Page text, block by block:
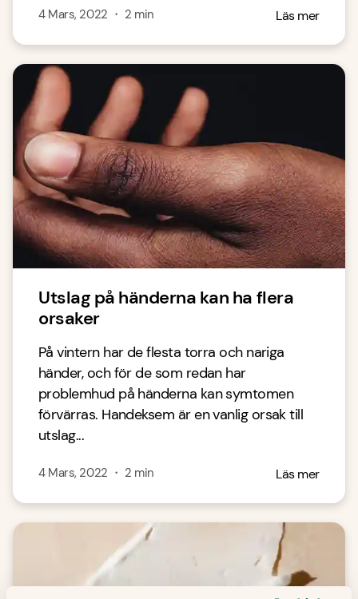
4 Mars, 2022 ・ 2 min Läs mer
Utslag på händerna kan ha flera
orsaker
På vintern har de flesta torra och nariga
händer, och för de som redan har
problemhud på händerna kan symtomen
förvärras. Handeksem är en vanlig orsak till
utslag...
4 Mars, 2022 ・ 2 min Läs mer